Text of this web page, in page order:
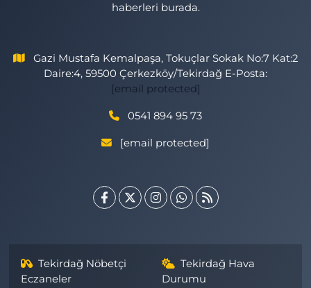
haberleri burada.
Gazi Mustafa Kemalpaşa, Tokuçlar Sokak No:7 Kat:2
Daire:4, 59500 Çerkezköy/Tekirdağ E-Posta:
[email protected]
0541 894 95 73
[email protected]
Tekirdağ Nöbetçi
Eczaneler
Tekirdağ Hava
Durumu